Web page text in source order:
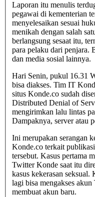
Laporan itu menulis
pegawai di kementerian
menyelesaikan sesuai
menikah dengan salah
berlangsung sesaat itu,
para pelaku dari penjara.
dan media sosial lainnya.
Hari Senin, pukul 16.31
bisa diakses. Tim IT
situs Konde.co sudah
Distributed Denial of
mengirimkan lalu lintas
Dampaknya, server atau
Ini merupakan serangan
Konde.co terkait
tersebut. Kasus pertama
Twitter Konde saat itu
kasus kekerasan
lagi bisa mengakses
membuat akun baru.